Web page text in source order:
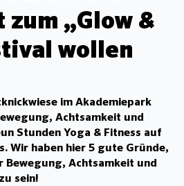
„Glow &
wollen
im Akademiepark
Achtsamkeit und
Stunden Yoga & Fitness auf
Wir haben hier 5 gute Gründe,
Bewegung, Achtsamkeit und
sein!